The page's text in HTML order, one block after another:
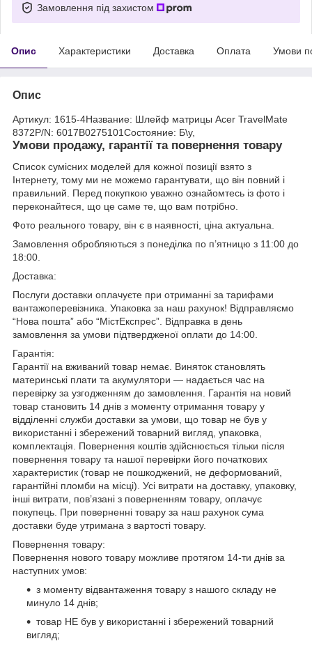
Замовлення під захистом
Опис Характеристики Доставка Оплата Умови
Опис
Артикул: 1615-4Название: Шлейф матрицы Acer TravelMate
8372P/N: 6017B0275101Состояние: Б\у,
Умови продажу, гарантії та повернення товару
Список сумісних моделей для кожної позиції взято з
Інтернету, тому ми не можемо гарантувати, що він повний і
правильний. Перед покупкою уважно ознайомтесь із фото і
переконайтеся, що це саме те, що вам потрібно.
Фото реального товару, він є в наявності, ціна актуальна.
Замовлення обробляються з понеділка по п’ятницю з 11:00 до
18:00.
Доставка:
Послуги доставки оплачуєте при отриманні за тарифами
вантажоперевізника. Упаковка за наш рахунок! Відправляємо
“Нова пошта” або “МістЕкспрес”. Відправка в день
замовлення за умови підтвердженої оплати до 14:00.
Гарантія:
Гарантії на вживаний товар немає. Виняток становлять
материнські плати та акумулятори — надається час на
перевірку за узгодженням до замовлення. Гарантія на новий
товар становить 14 днів з моменту отримання товару у
відділенні служби доставки за умови, що товар не був у
використанні і збережений товарний вигляд, упаковка,
комплектація. Повернення коштів здійснюється тільки після
повернення товару та нашої перевірки його початкових
характеристик (товар не пошкоджений, не деформований,
гарантійні пломби на місці). Усі витрати на доставку, упаковку,
інші витрати, пов’язані з поверненням товару, оплачує
покупець. При поверненні товару за наш рахунок сума
доставки буде утримана з вартості товару.
Повернення товару:
Повернення нового товару можливе протягом 14-ти днів за
наступних умов:
з моменту відвантаження товару з нашого складу не
минуло 14 днів;
товар НЕ був у використанні і збережений товарний
вигляд;